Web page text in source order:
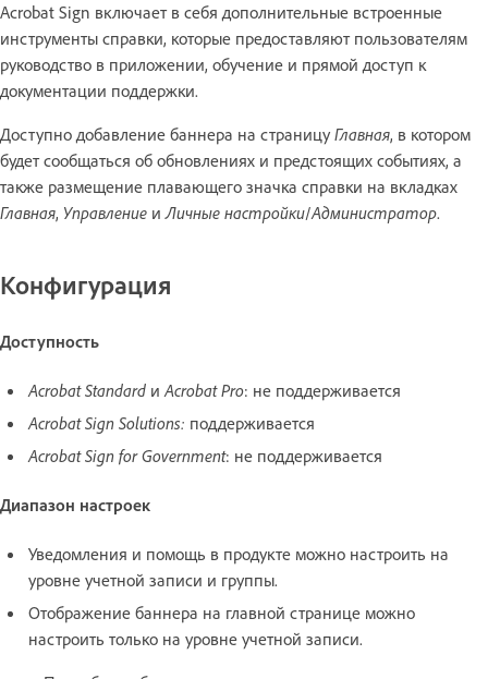
Acrobat Sign включает в себя дополнительные встроенные
инструменты справки, которые предоставляют пользователям
руководство в приложении, обучение и прямой доступ к
документации поддержки.
Доступно добавление баннера на страницу Главная, в котором
будет сообщаться об обновлениях и предстоящих событиях, а
также размещение плавающего значка справки на вкладках
Главная, Управление иЛичные настройки/Администратор.
Конфигурация
Доступность
Acrobat Standard и Acrobat Pro: не поддерживается
Acrobat Sign Solutions: поддерживается
Acrobat Sign for Government: не поддерживается
Диапазон настроек
Уведомления и помощь в продукте можно настроить на
уровне учетной записи и группы.
Отображение баннера на главной странице можно
настроить только на уровне учетной записи.